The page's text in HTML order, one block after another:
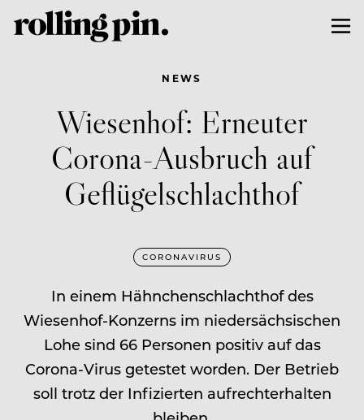
NEWS
Wiesenhof: Erneuter
Corona-Ausbruch auf
Geflügelschlachthof
CORONAVIRUS
In einem Hähnchenschlachthof des
Wiesenhof-Konzerns im niedersächsischen
Lohe sind 66 Personen positiv auf das
Corona-Virus getestet worden. Der Betrieb
soll trotz der Infizierten aufrechterhalten